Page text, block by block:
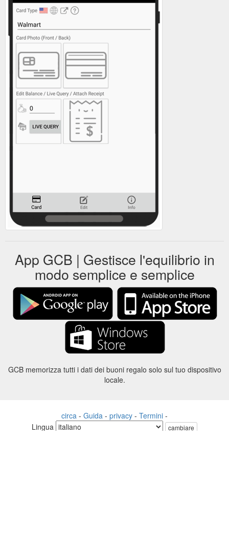
App GCB | Gestisce l'equilibrio in
modo semplice e semplice
GCB memorizza tutti i dati dei buoni regalo solo sul tuo dispositivo
locale.
circa - Guida - privacy - Termini -
Lingua
cambiare